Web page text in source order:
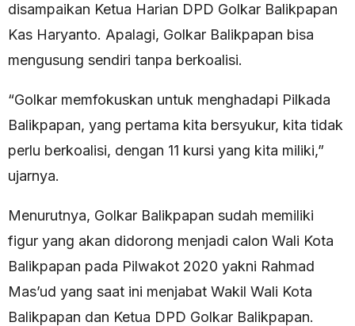
disampaikan Ketua Harian DPD Golkar Balikpapan
Kas Haryanto. Apalagi, Golkar Balikpapan bisa
mengusung sendiri tanpa berkoalisi.
“Golkar memfokuskan untuk menghadapi Pilkada
Balikpapan, yang pertama kita bersyukur, kita tidak
perlu berkoalisi, dengan 11 kursi yang kita miliki,”
ujarnya.
Menurutnya, Golkar Balikpapan sudah memiliki
figur yang akan didorong menjadi calon Wali Kota
Balikpapan pada Pilwakot 2020 yakni Rahmad
Mas’ud yang saat ini menjabat Wakil Wali Kota
Balikpapan dan Ketua DPD Golkar Balikpapan.